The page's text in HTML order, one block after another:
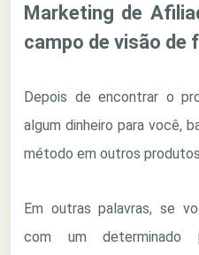
Marketing de
campo de visão de
Depois de encontrar o
algum dinheiro para você,
método em outros
Em outras palavras, se
com um